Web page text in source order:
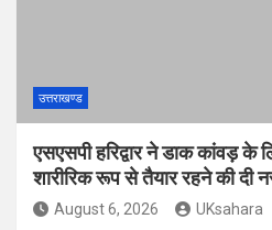
उत्तराखण्ड
एसएसपी हरिद्वार ने डाक कांवड़ के
शारीरिक रूप से तैयार रहने की दी
August 6, 2026 UKsahara